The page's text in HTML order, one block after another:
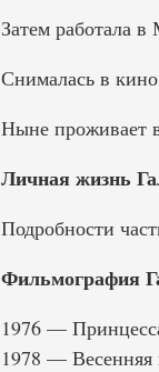
Затем работала
Снималась в
Ныне проживает
Личная жизнь
Подробности
Фильмография
1976 —
1978 —